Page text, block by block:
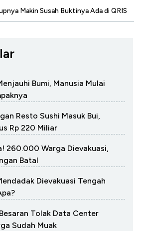
Makin Susah Buktinya Ada di QRIS
Bumi, Manusia Mulai
Resto Sushi Masuk Bui,
Rp 220 Miliar
260.000 Warga Dievakuasi,
Batal
Dievakuasi Tengah
Tolak Data Center
Sudah Muak